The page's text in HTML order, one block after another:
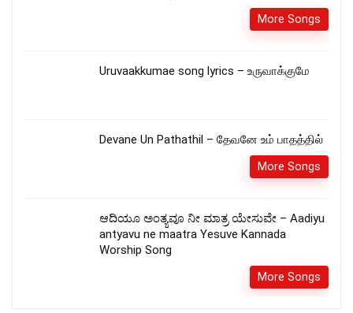
More Songs
Uruvaakkumae song lyrics – உருவாக்குமே
Devane Un Pathathil – தேவனே உம் பாதத்தில்
More Songs
ಆದಿಯೂ ಅಂತ್ಯವೂ ನೀ ಮಾತ್ರ ಯೇಸುವೇ – Aadiyu
antyavu ne maatra Yesuve Kannada
Worship Song
More Songs